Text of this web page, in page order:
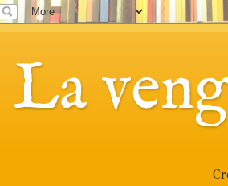
La